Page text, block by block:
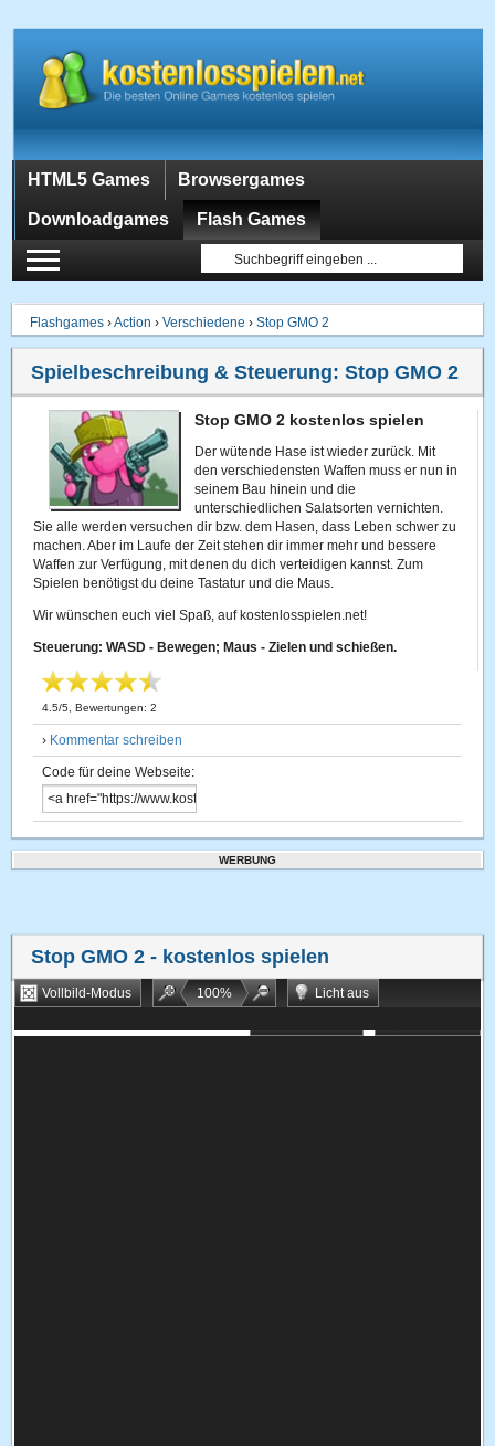
HTML5 Games Browsergames
Downloadgames Flash Games
Flashgames ›Action ›Verschiedene ›Stop GMO 2
Spielbeschreibung & Steuerung:Stop GMO 2
Stop GMO 2 kostenlos spielen
Der wütende Hase ist wieder zurück. Mit
den verschiedensten Waffen muss er nun in
seinem Bau hinein und die
unterschiedlichen Salatsorten vernichten.
Sie alle werden versuchen dir bzw. dem Hasen, dass Leben schwer zu
machen. Aber im Laufe der Zeit stehen dir immer mehr und bessere
Waffen zur Verfügung, mit denen du dich verteidigen kannst. Zum
Spielen benötigst du deine Tastatur und die Maus.
Wir wünschen euch viel Spaß, auf kostenlosspielen.net!
Steuerung: WASD - Bewegen; Maus - Zielen und schießen.
4.5/5 , Bewertungen:2
› Kommentar schreiben
Code für deine Webseite:
WERBUNG
Stop GMO 2 - kostenlos spielen
Vollbild-Modus 100%
Licht aus